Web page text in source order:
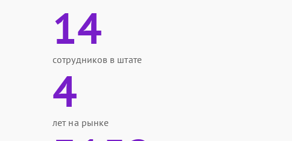
14
сотрудников в штате
4
лет на рынке